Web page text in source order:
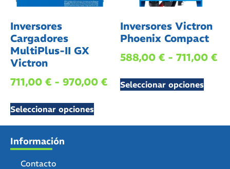
Inversores
Cargadores
MultiPlus-II GX
Victron
711,00 € - 970,00 €
Seleccionar opciones
Inversores Victron
Phoenix Compact
588,00 € - 711,00 €
Seleccionar opciones
Información
Contacto